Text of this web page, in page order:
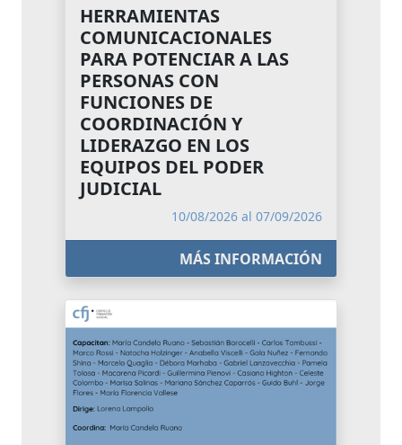
HERRAMIENTAS
COMUNICACIONALES
PARA POTENCIAR A LAS
PERSONAS CON
FUNCIONES DE
COORDINACIÓN Y
LIDERAZGO EN LOS
EQUIPOS DEL PODER
JUDICIAL
10/08/2026 al 07/09/2026
MÁS INFORMACIÓN